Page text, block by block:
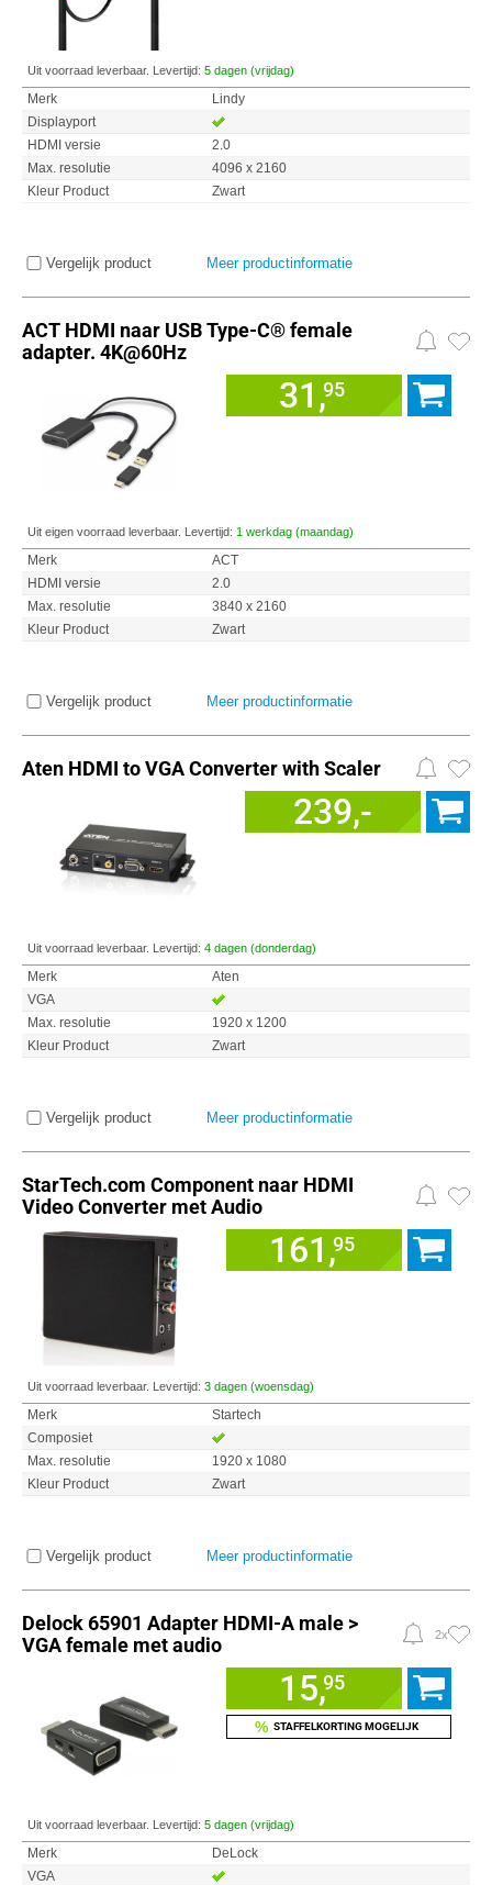
Uit voorraad leverbaar. Levertijd: 5 dagen (vrijdag)
Merk
Lindy
Displayport
HDMI versie
2.0
Max. resolutie
4096 x 2160
Kleur Product
Zwart
Vergelijk product Meer productinformatie
ACT HDMI naar USB Type-C® female
adapter. 4K@60Hz
31,95
Uit eigen voorraad leverbaar. Levertijd: 1 werkdag (maandag)
Merk
ACT
HDMI versie
2.0
Max. resolutie
3840 x 2160
Kleur Product
Zwart
Vergelijk product Meer productinformatie
Aten HDMI to VGA Converter with Scaler
239,-
Uit voorraad leverbaar. Levertijd: 4 dagen (donderdag)
Merk
Aten
VGA
Max. resolutie
1920 x 1200
Kleur Product
Zwart
Vergelijk product Meer productinformatie
StarTech.com Component naar HDMI
Video Converter met Audio
161,95
Uit voorraad leverbaar. Levertijd: 3 dagen (woensdag)
Merk
Startech
Composiet
Max. resolutie
1920 x 1080
Kleur Product
Zwart
Vergelijk product Meer productinformatie
Delock 65901 Adapter HDMI-A male >
VGA female met audio
2x
15,95
% STAFFELKORTING MOGELIJK
Uit voorraad leverbaar. Levertijd: 5 dagen (vrijdag)
Merk
DeLock
VGA